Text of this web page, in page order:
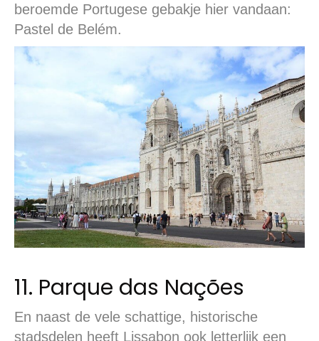
beroemde Portugese gebakje hier vandaan:
Pastel de Belém.
11. Parque das Nações
En naast de vele schattige, historische
stadsdelen heeft Lissabon ook letterlijk een